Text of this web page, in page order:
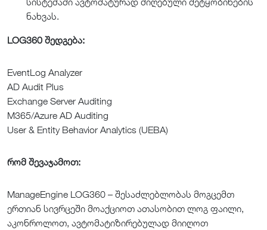
ნახვას.
LOG360 შედგება:
EventLog Analyzer
AD Audit Plus
Exchange Server Auditing
M365/Azure AD Auditing
User & Entity Behavior Analytics (UEBA)
რომ შევაჯამოთ:
ManageEngine LOG360 – შესაძლებლობას მოგცემთ
ერთიან სივრცეში მოაქციოთ ათასობით ლოგ ფაილი,
აკონროლოთ, ავტომატიზირებულად მიიღოთ